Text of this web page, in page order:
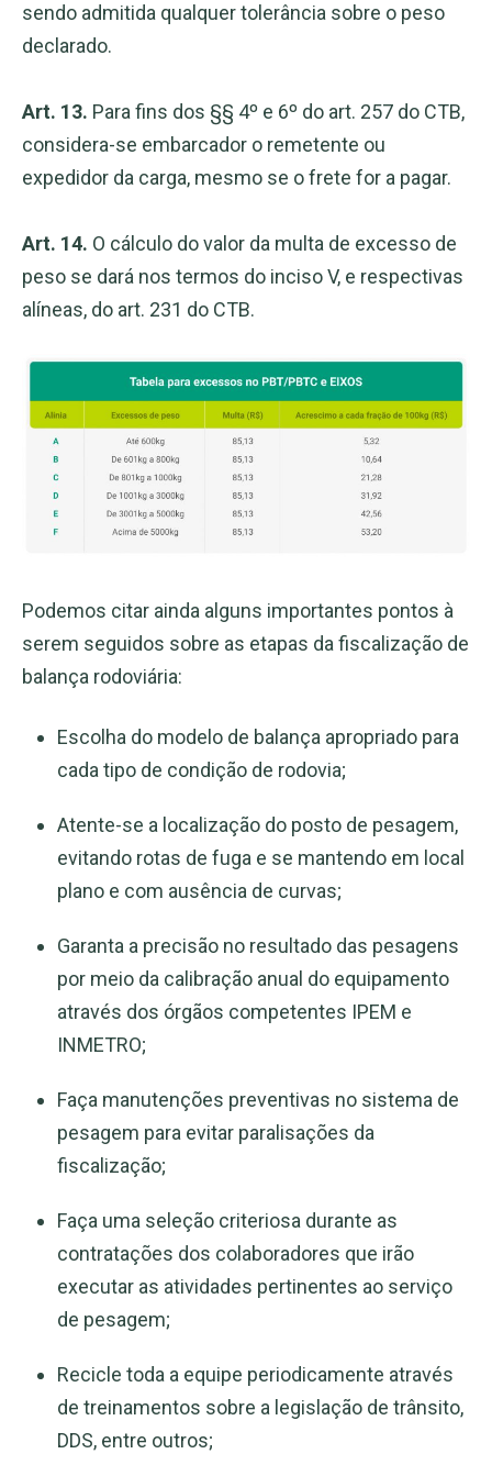
sendo admitida qualquer tolerância sobre o peso
declarado.
Art. 13. Para fins dos §§ 4º e 6º do art. 257 do CTB,
considera-se embarcador o remetente ou
expedidor da carga, mesmo se o frete for a pagar.
Art. 14. O cálculo do valor da multa de excesso de
peso se dará nos termos do inciso V, e respectivas
alíneas, do art. 231 do CTB.
Podemos citar ainda alguns importantes pontos à
serem seguidos sobre as etapas da fiscalização de
balança rodoviária:
Escolha do modelo de balança apropriado para
cada tipo de condição de rodovia;
Atente-se a localização do posto de pesagem,
evitando rotas de fuga e se mantendo em local
plano e com ausência de curvas;
Garanta a precisão no resultado das pesagens
por meio da calibração anual do equipamento
através dos órgãos competentes IPEM e
INMETRO;
Faça manutenções preventivas no sistema de
pesagem para evitar paralisações da
fiscalização;
Faça uma seleção criteriosa durante as
contratações dos colaboradores que irão
executar as atividades pertinentes ao serviço
de pesagem;
Recicle toda a equipe periodicamente através
de treinamentos sobre a legislação de trânsito,
DDS, entre outros;